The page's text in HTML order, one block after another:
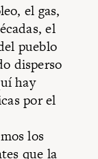
el gas,
el
pueblo
disperso
hay
por el
los
que la